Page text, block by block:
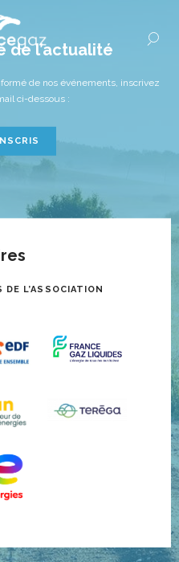
de l’actualité
de nos événements, inscrivez
ci-dessous :
L’ASSOCIATION